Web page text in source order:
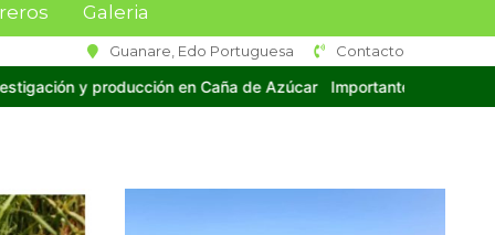
Galeria
Guanare, Edo Portuguesa Contacto
delegación de técnicos y cañicultores de Venezuela